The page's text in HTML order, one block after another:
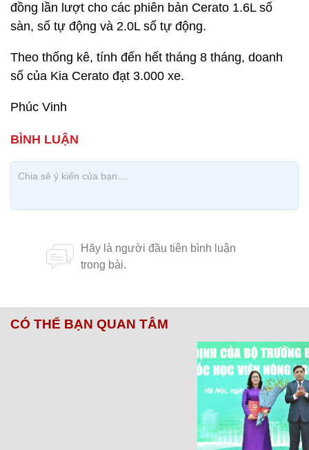
đồng lần lượt cho các phiên bản Cerato 1.6L số
sàn, số tự động và 2.0L số tự động.
Theo thống kê, tính đến hết tháng 8 tháng, doanh
số của Kia Cerato đạt 3.000 xe.
Phúc Vinh
CÓ THỂ BẠN QUAN TÂM